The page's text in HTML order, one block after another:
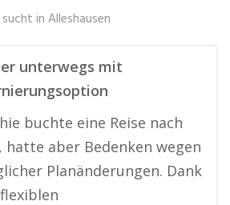
sucht in Alleshausen
unterwegs mit
buchte eine Reise nach
hatte aber Bedenken wegen
Planänderungen. Dank